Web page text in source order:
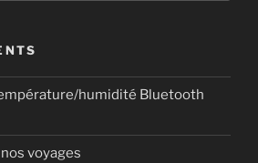
humidité Bluetooth
voyages